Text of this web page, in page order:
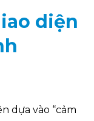
diện
dựa vào “cảm